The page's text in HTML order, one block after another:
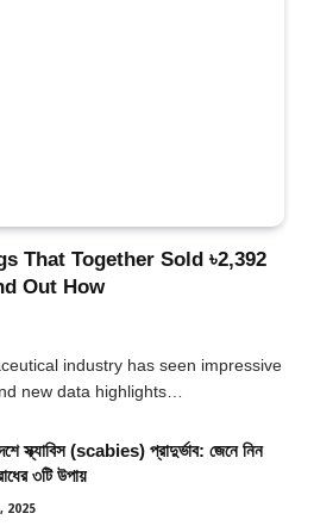
That Together Sold ৳2,392
Out How
industry has seen impressive
new data highlights…
স্ক্যাবিস (scabies) প্রাদুর্ভাব: জেনে নিন
৩টি উপায়
2025